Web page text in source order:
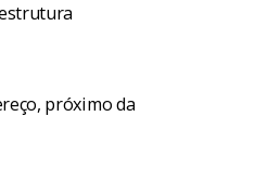
próximo da